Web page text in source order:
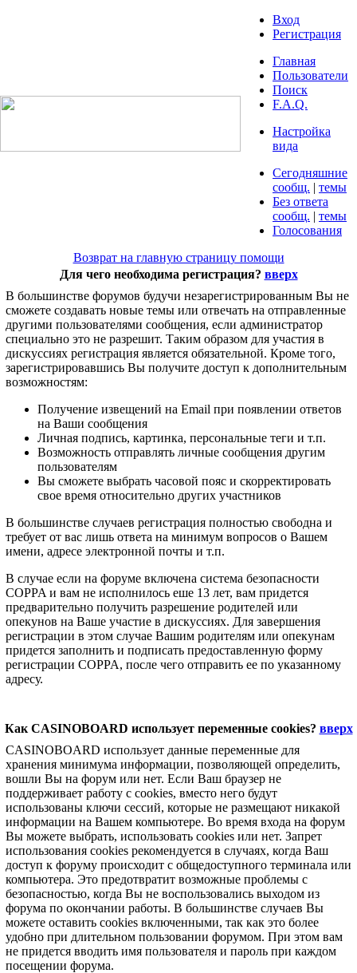
Вход
Регистрация
Главная
Пользователи
Поиск
F.A.Q.
Настройка
вида
Сегодняшние
сообщ. | темы
Без ответа
сообщ. | темы
Голосования
Возврат на главную страницу помощи
Для чего необходима регистрация? вверх
В большинстве форумов будучи незарегистрированным Вы не
сможете создавать новые темы или отвечать на отправленные
другими пользователями сообщения, если администратор
специально это не разрешит. Таким образом для участия в
дискуссиях регистрация является обязательной. Кроме того,
зарегистрировавшись Вы получите доступ к дополнительным
возможностям:
Получение извещений на Email при появлении ответов
на Ваши сообщения
Личная подпись, картинка, персональные теги и т.п.
Возможность отправлять личные сообщения другим
пользователям
Вы сможете выбрать часовой пояс и скорректировать
свое время относительно других участников
В большинстве случаев регистрация полностью свободна и
требует от вас лишь ответа на минимум вопросов о Вашем
имени, адресе электронной почты и т.п.
В случае если на форуме включена система безопасности
COPPA и вам не исполнилось еше 13 лет, вам придется
предварительно получить разрешение родителей или
опекунов на Ваше участие в дискуссиях. Для завершения
регистрации в этом случае Вашим родителям или опекунам
придется заполнить и подписать предоставленную форму
регистрации COPPA, после чего отправить ее по указанному
адресу.
Как CASINOBOARD использует переменные cookies? вверх
CASINOBOARD использует данные переменные для
хранения минимума информации, позволяющей определить,
вошли Вы на форум или нет. Если Ваш браузер не
поддерживает работу с cookies, вместо него будут
использованы ключи сессий, которые не размещают никакой
информации на Вашем компьютере. Во время входа на форум
Вы можете выбрать, использовать cookies или нет. Запрет
использования cookies рекомендуется в случаях, когда Ваш
доступ к форуму происходит с общедоступного терминала или
компьютера. Это предотвратит возможные проблемы с
безопасностью, когда Вы не воспользовались выходом из
форума по окончании работы. В большинстве случаев Вы
можете оставить cookies включенными, так как это более
удобно при длительном пользовании форумом. При этом вам
не придется вводить имя пользователя и пароль при каждом
посещении форума.